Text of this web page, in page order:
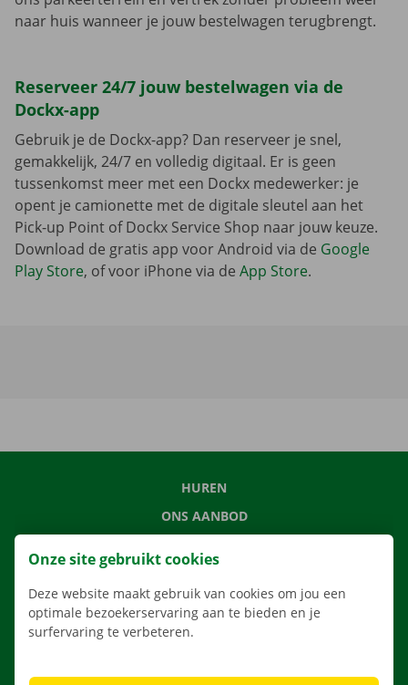
naar huis wanneer je jouw bestelwagen terugbrengt.
Reserveer 24/7 jouw bestelwagen via de
Dockx-app
Gebruik je de Dockx-app? Dan reserveer je snel,
gemakkelijk, 24/7 en volledig digitaal. Er is geen
tussenkomst meer met een Dockx medewerker: je
opent je camionette met de digitale sleutel aan het
Pick-up Point of Dockx Service Shop naar jouw keuze.
Download de gratis app voor Android via de Google
Play Store, of voor iPhone via de App Store.
HUREN
ONS AANBOD
APP
VERHUISOPLOSSINGEN
Onze site gebruikt cookies
Deze website maakt gebruik van cookies om jou een
optimale bezoekerservaring aan te bieden en je
surfervaring te verbeteren.